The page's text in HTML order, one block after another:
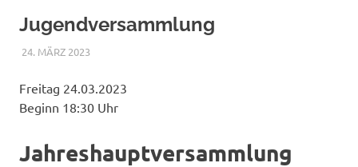
Jugendversammlung
24. MÄRZ 2023RAPHAEL RIESTERER
ALLGEMEIN
Freitag 24.03.2023
Beginn 18:30 Uhr
Jahreshauptversammlung